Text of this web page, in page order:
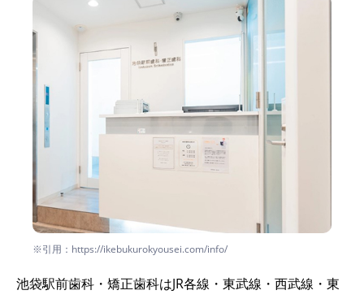
※引用：https://ikebukurokyousei.com/info/
池袋駅前歯科・矯正歯科はJR各線・東武線・西武線・東